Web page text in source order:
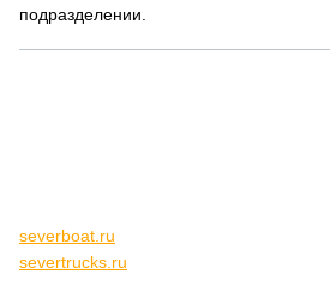
подразделении.
severboat.ru
severtrucks.ru